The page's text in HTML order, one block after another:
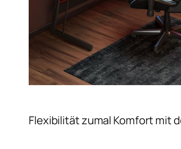
Flexibilität zumal Komfort mit